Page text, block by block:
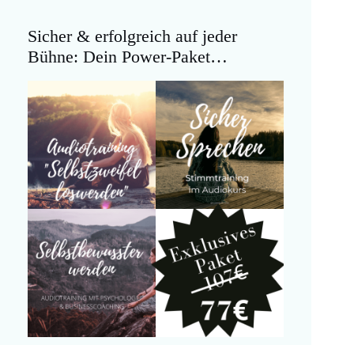
Sicher & erfolgreich auf jeder
Bühne: Dein Power-Paket…